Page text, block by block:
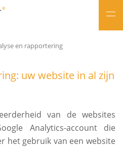
en rapportering
uw website in al zijn
van de websites
Analytics-account die
het gebruik van een website